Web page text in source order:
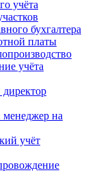
учёта
бухгалтера
платы
учёта
на
учёт